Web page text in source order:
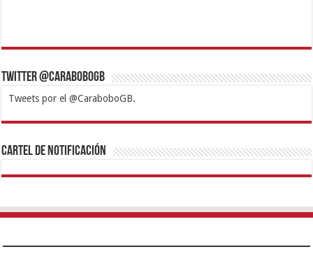
Twitter @CaraboboGB
Tweets por el @CaraboboGB.
1xbetBetturkeyBetistKralbetSupertotobetTipobetMatadorbetMariobet
https://mvbcasino.com/
Cartel de Notificación